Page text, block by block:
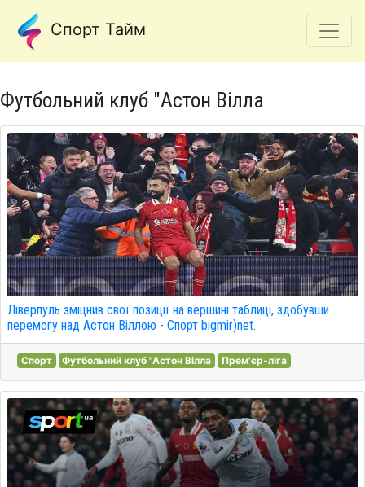
Спорт Тайм
Футбольний клуб "Астон Вілла
Ліверпуль зміцнив свої позиції на вершині таблиці, здобувши
перемогу над Астон Віллою - Спорт bigmir)net.
Спорт Футбольний клуб "Астон Вілла Прем'єр-ліга